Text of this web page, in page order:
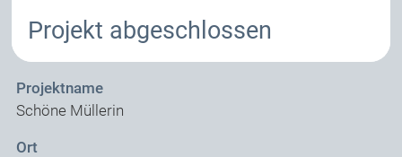
Projekt abgeschlossen
Projektname
Schöne Müllerin
Ort